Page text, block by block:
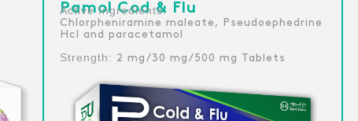
Pamol Cod & Flu
:Active Ingredients
Chlorpheniramine maleate, Pseudoephedrine
Hcl and paracetamol
Strength: 2 mg/30 mg/500 mg Tablets